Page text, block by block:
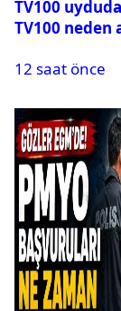
TV100
TV100 neden
12 saat önce